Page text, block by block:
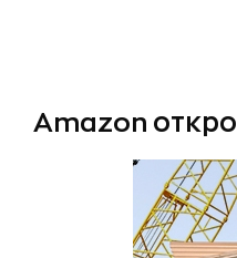
Amazon